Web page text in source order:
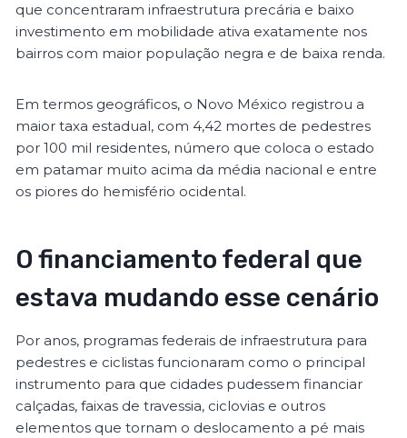
que concentraram infraestrutura precária e baixo
investimento em mobilidade ativa exatamente nos
bairros com maior população negra e de baixa renda.
Em termos geográficos, o Novo México registrou a
maior taxa estadual, com 4,42 mortes de pedestres
por 100 mil residentes, número que coloca o estado
em patamar muito acima da média nacional e entre
os piores do hemisfério ocidental.
O financiamento federal que
estava mudando esse cenário
Por anos, programas federais de infraestrutura para
pedestres e ciclistas funcionaram como o principal
instrumento para que cidades pudessem financiar
calçadas, faixas de travessia, ciclovias e outros
elementos que tornam o deslocamento a pé mais